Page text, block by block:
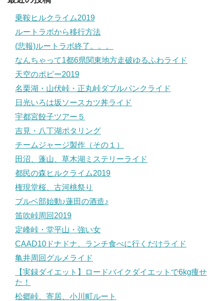
乗鞍ヒルクライム2019
ルートラボから移行方法
(悲報)ルートラボ終了。。。
なんちゃって1都6県関東地方走破ゆるふわライド
天空のポピー2019
名栗湖・山伏峠・正丸峠ダブルパンクライド
日光いろは坂ソースカツ丼ライド
宇都宮餃子ツアー５
吉見・八丁湖ポタリング
チームジャージ製作（その１）
田沼、蓬山、草木湖ミステリーライド
都民の森ヒルクライム2019
権現堂桜、古河桃祭り
ブルベ部始動♪蓮田の酒造♪
笛吹峠周回2019
定峰峠・堂平山・強い女
CAAD10ドナドナ、ランチ食べに行くだけライド
亀井周回グルメライド
【実録ダイエット】ロードバイクダイエットで6kg痩せ
た！
松郷峠、寄居、小川町ルート